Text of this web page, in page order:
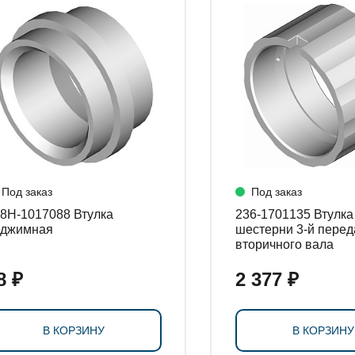
Под заказ
1017088 Втулка
₽
В КОРЗИНУ
Под заказ
236-1701135 Втулка
шестерни 3-й
вторичного вала
2 377 ₽
В КОРЗИНУ